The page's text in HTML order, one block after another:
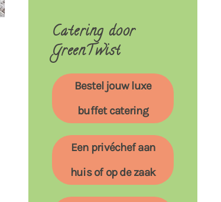
Catering door
GreenTwist
Bestel jouw luxe
buffet catering
Een privéchef aan
huis of op de zaak